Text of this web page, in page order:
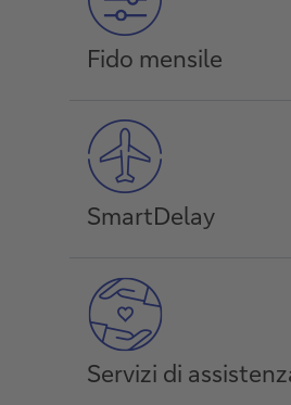
Fido mensile
SmartDelay
Servizi di